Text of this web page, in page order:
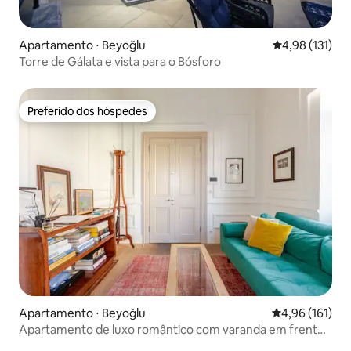
Apartamento ⋅ Beyoğlu 4,98 de uma
4,98 (131)
Torre de Gálata e vista para o Bósforo
Preferido dos hóspedes
Preferido dos hóspedes
Apartamento ⋅ Beyoğlu 4,96 de uma
4,96 (161)
Apartamento de luxo romântico com varanda em frente